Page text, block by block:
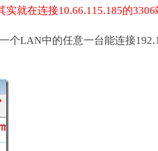
就在连接10.66.115.185的3306
个LAN中的任意一台能连接